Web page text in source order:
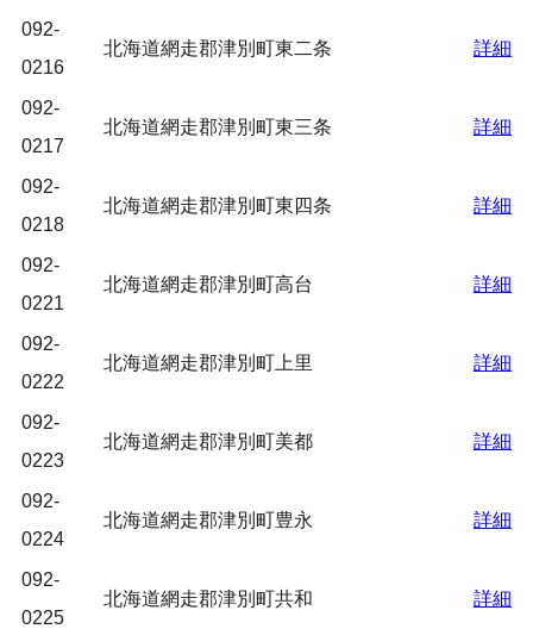
092-
0216
北海道網走郡津別町東二条 詳細
092-
0217
北海道網走郡津別町東三条 詳細
092-
0218
北海道網走郡津別町東四条 詳細
092-
0221
北海道網走郡津別町高台 詳細
092-
0222
北海道網走郡津別町上里 詳細
092-
0223
北海道網走郡津別町美都 詳細
092-
0224
北海道網走郡津別町豊永 詳細
092-
0225
北海道網走郡津別町共和 詳細